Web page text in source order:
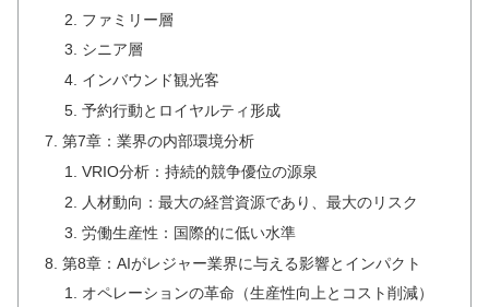
ファミリー層
シニア層
インバウンド観光客
予約行動とロイヤルティ形成
第7章：業界の内部環境分析
VRIO分析：持続的競争優位の源泉
人材動向：最大の経営資源であり、最大のリスク
労働生産性：国際的に低い水準
第8章：AIがレジャー業界に与える影響とインパクト
オペレーションの革命（生産性向上とコスト削減）